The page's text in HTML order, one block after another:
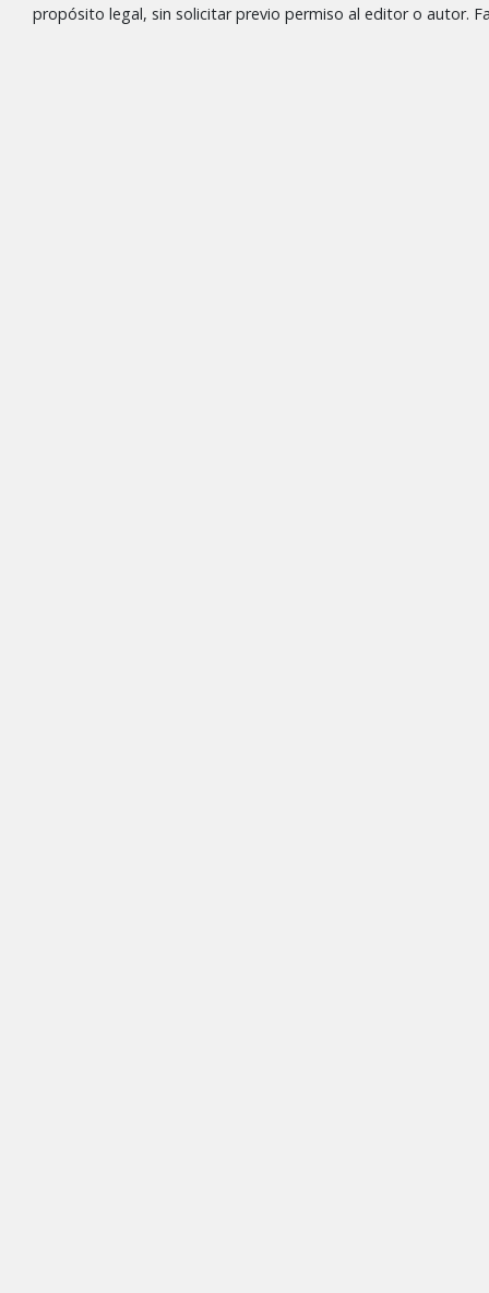
propósito legal, sin solicitar previo permiso al editor o autor.